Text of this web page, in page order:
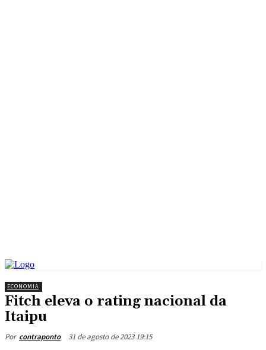
ECONOMIA
Fitch eleva o rating nacional da
Itaipu
Por contraponto 31 de agosto de 2023 19:15